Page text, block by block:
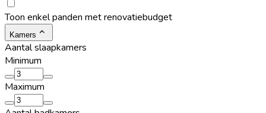
Toon enkel panden met renovatiebudget
Kamers
Aantal slaapkamers
Minimum
Maximum